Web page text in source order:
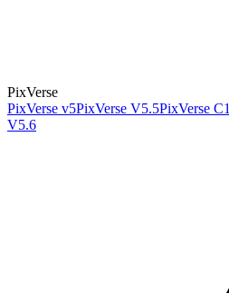
PixVerse
PixVerse v5PixVerse V5.5PixVerse C1
V5.6